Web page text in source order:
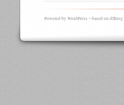
Powered by WordPress ¬ based on dfBlog